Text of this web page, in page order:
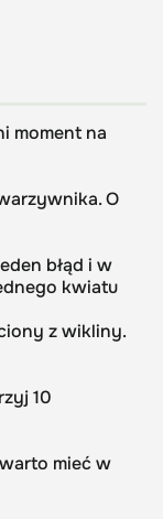
moment na
O
błąd i w
kwiatu
z wikliny.
10
mieć w